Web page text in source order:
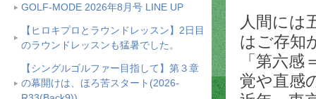
GOLF-MODE 2026年8月号 LINE UP
【ヒロキプロとラウンドレッスン】2日目
のラウンドレッスンも猛暑でした。
【シングルゴルファー目指して】第３章
の幕開けは、ほろ苦スタート(2026-
人間には
はご存知
「第六
覚や直感